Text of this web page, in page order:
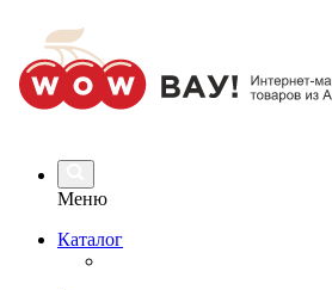
Меню
Каталог